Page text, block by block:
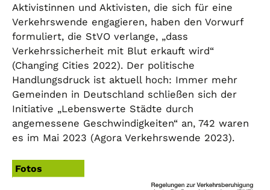
Aktivistinnen und Aktivisten, die sich für eine
Verkehrswende engagieren, haben den Vorwurf
formuliert, die StVO verlange, „dass
Verkehrssicherheit mit Blut erkauft wird“
(Changing Cities 2022). Der politische
Handlungsdruck ist aktuell hoch: Immer mehr
Gemeinden in Deutschland schließen sich der
Initiative „Lebenswerte Städte durch
angemessene Geschwindigkeiten“ an, 742 waren
es im Mai 2023 (Agora Verkehrswende 2023).
Fotos